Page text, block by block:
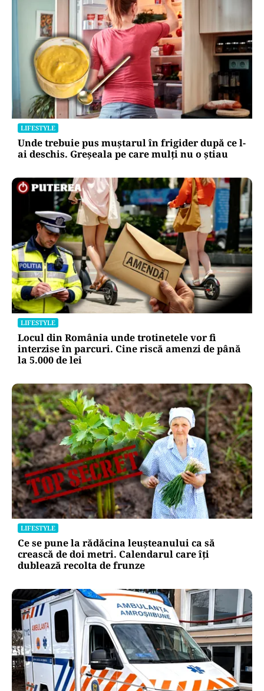
LIFESTYLE
Unde trebuie pus muștarul în frigider după ce l-
ai deschis. Greșeala pe care mulți nu o știau
LIFESTYLE
Locul din România unde trotinetele vor fi
interzise în parcuri. Cine riscă amenzi de până
la 5.000 de lei
LIFESTYLE
Ce se pune la rădăcina leușteanului ca să
crească de doi metri. Calendarul care îți
dublează recolta de frunze